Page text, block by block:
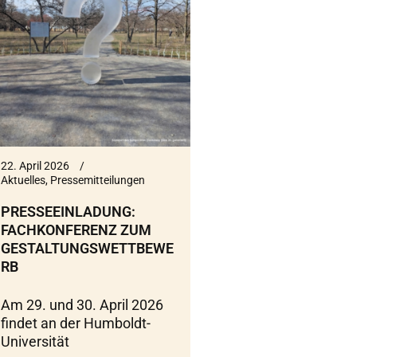
22. April 2026
Aktuelles, Pressemitteilungen
PRESSEEINLADUNG:
FACHKONFERENZ ZUM
GESTALTUNGSWETTBEWE
RB
Am 29. und 30. April 2026
findet an der Humboldt-
Universität